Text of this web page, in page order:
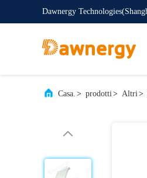
Dawnergy
Casa. > prodotti> Altri>